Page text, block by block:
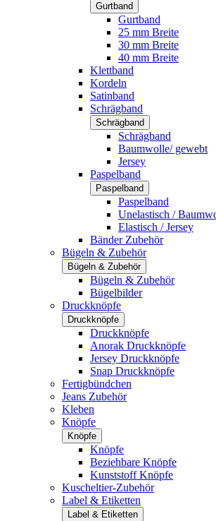
Gurtband
Gurtband
25 mm Breite
30 mm Breite
40 mm Breite
Klettband
Kordeln
Satinband
Schrägband
Schrägband
Schrägband
Baumwolle/ gewebt
Jersey
Paspelband
Paspelband
Paspelband
Unelastisch /
Elastisch / Jersey
Bänder Zubehör
Bügeln & Zubehör
Bügeln & Zubehör
Bügeln & Zubehör
Bügelbilder
Druckknöpfe
Druckknöpfe
Druckknöpfe
Anorak Druckknöpfe
Jersey Druckknöpfe
Snap Druckknöpfe
Fertigbündchen
Jeans Zubehör
Kleben
Knöpfe
Knöpfe
Knöpfe
Beziehbare Knöpfe
Kunststoff Knöpfe
Kuscheltier-Zubehör
Label & Etiketten
Label & Etiketten